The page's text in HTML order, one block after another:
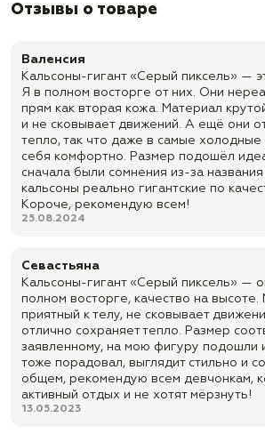
под основной одеждой
✅ Пояс: на резинке для удобной посадки
✅ Низ кальсон: резинки по низу штанин
✅ Формат использования: можно носить как
брюки, рабочую одежду, костюм для рыбалки,
активного отдыха
✅ Назначение: дополнительный слой под
прохладной погоды, рыбалки, охоты, туризма,
повседневного ношения
✅ Быстрая отправка
Отзывы о товаре
Валенсия
Кальсоны-гигант «Серый пиксель» —
Я в полном восторге от них. Они
прям как вторая кожа. Материал
и не сковывает движений. А ещё они
тепло, так что даже в самые холодные
себя комфортно. Размер подошёл
сначала были сомнения из-за названия
кальсоны реально гигантские по
Короче, рекомендую всем!
25.08.2024
Севастьяна
Кальсоны-гигант «Серый пиксель» —
полном восторге, качество на высоте.
приятный к телу, не сковывает
отлично сохраняет тепло. Размер
заявленному, на мою фигуру подошли
тоже порадовал, выглядит стильно и
общем, рекомендую всем девчонкам,
активный отдых и не хотят мёрзнуть!
13.05.2023